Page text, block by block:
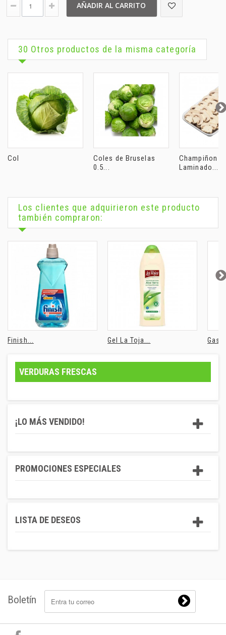
AÑADIR AL CARRITO
30 Otros productos de la misma categoría
Col
Coles de Bruselas
0.5...
Champiñon
Laminado...
Los clientes que adquirieron este producto
también compraron:
Finish... Gel La Toja...
VERDURAS FRESCAS
¡LO MÁS VENDIDO!
PROMOCIONES ESPECIALES
LISTA DE DESEOS
Boletín